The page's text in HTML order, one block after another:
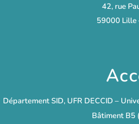
42, rue
59000 Lille
Département SID, UFR DECCID –
Bâtiment B5